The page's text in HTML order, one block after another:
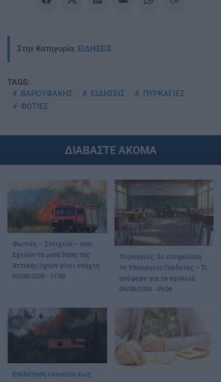
Στην Κατηγορία: ΕΙΔΗΣΕΙΣ
TAGS:
ΒΑΡΟΥΦΑΚΗΣ
ΕΙΔΗΣΕΙΣ
ΠΥΡΚΑΓΙΕΣ
ΦΩΤΙΕΣ
ΔΙΑΒΑΣΤΕ ΑΚΟΜΑ
Φωτιές – Στοιχεία – σοκ:
Σχεδόν τα μισά δάση της
Αττικής έχουν γίνει στάχτη
05/08/2026 - 17:00
Πυρκαγιές: Σε επιφυλακή
το Υπουργείο Παιδείας – Τι
ανέφερε για τα σχολεία
04/08/2026 - 09:06
Επιδότηση ενοικίου έως